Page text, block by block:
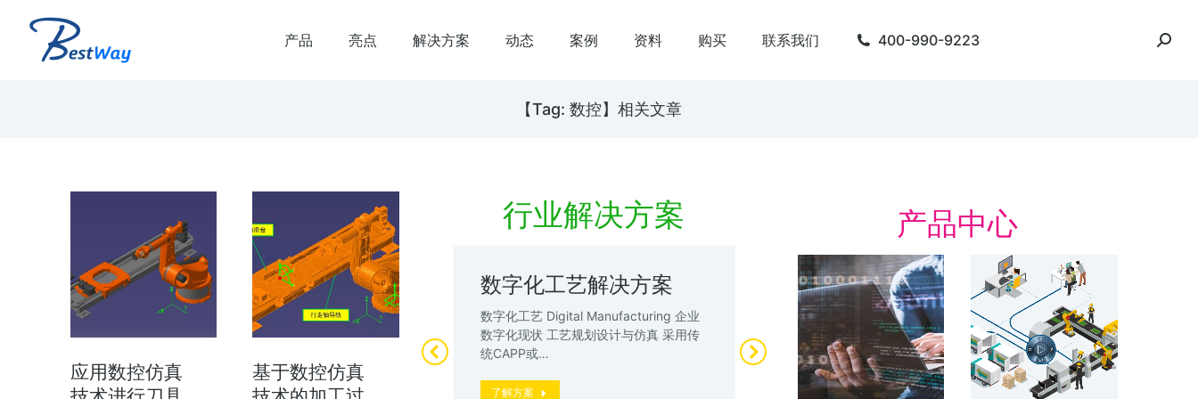
产品 亮点 解决方案 动态 案例 资料 购买 联系我们 400-990-9223
【Tag: 数控】相关文章
应用数控仿真
基于数控仿真
行业解决方案
决方案
命周期和生产生命
虚拟联调解决方案
虚拟联调 虚拟联调优势： 减少虚拟调试
时间 减少产线搭建时的错误和返工 提升
数字化工艺解决方案
数字化工艺 Digital Manufacturing 企业
数字化现状 工艺规划设计与仿真 采用传
统CAPP或…
了解方案
数字化精益管理解决方
数字化精益管理 建设基于“虚拟数字化工
厂” 的数字化制造体系 实时，在线，互
动。 简化会议准备。 人员主动参与…
数字化工厂
数字化工厂 整合产品
周期
了解方案
产品中心